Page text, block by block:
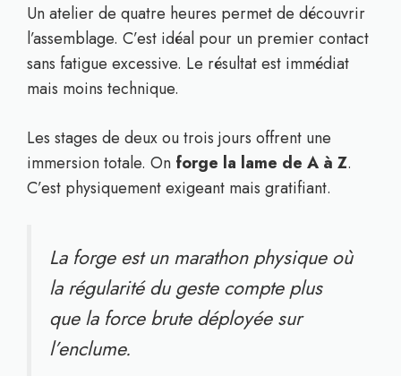
Un atelier de quatre heures permet de découvrir
l’assemblage. C’est idéal pour un premier contact
sans fatigue excessive. Le résultat est immédiat
mais moins technique.
Les stages de deux ou trois jours offrent une
immersion totale. On forge la lame de A à Z.
C’est physiquement exigeant mais gratifiant.
La forge est un marathon physique où
la régularité du geste compte plus
que la force brute déployée sur
l’enclume.